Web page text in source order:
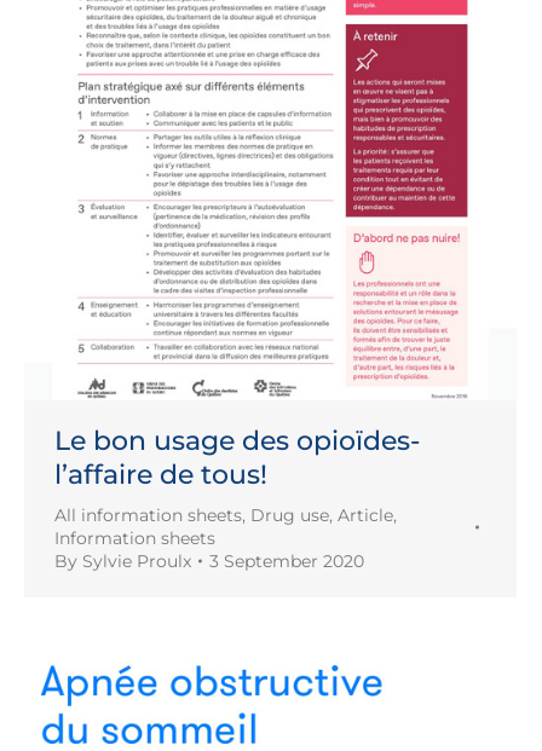
Le bon usage des opioïdes-
l’affaire de tous!
All information sheets, Drug use, Article,
Information sheets
By Sylvie Proulx 3 September 2020